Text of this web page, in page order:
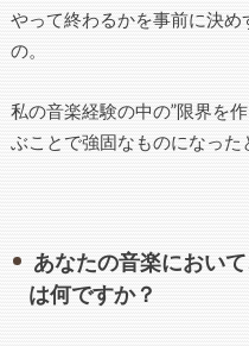
やって終わるかを事前に決
の。
私の音楽経験の中の”限界を
ぶことで強固なものになった
あなたの音楽におい
は何ですか？